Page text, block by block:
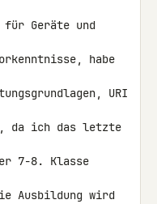
für Geräte und
habe
URI
da ich das letzte
7-8. Klasse
Ausbildung wird